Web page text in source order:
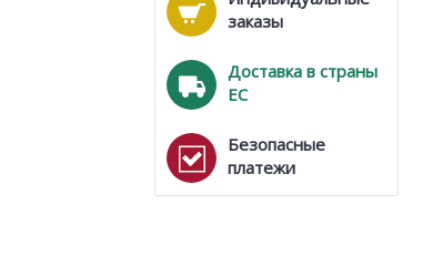
заказы
Доставка в страны
ЕС
Безопасные
платежи